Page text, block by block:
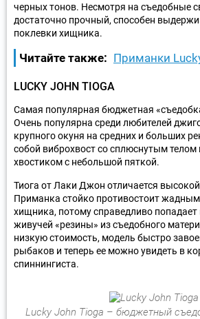
черных тонов. Несмотря на съедобные
достаточно прочный, способен
поклевки хищника.
Читайте также: Приманки
LUCKY JOHN TIOGA
Самая популярная бюджетная
Очень популярна среди любителей
крупного окуня на средних и больших
собой виброхвост со сплюснутым
хвостиком с небольшой пяткой.
Тиога от Лаки Джон отличается
Приманка стойко противостоит
хищника, потому справедливо попадает
живучей «резины» из съедобного
низкую стоимость, модель быстро
рыбаков и теперь ее можно увидеть в
спиннингиста.
Lucky John Tioga – бюджетный